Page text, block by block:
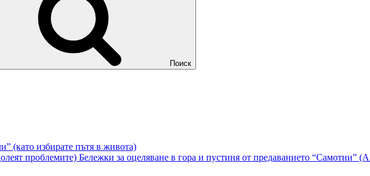
Поиск
(като избирате пътя в живота)
проблемите) Бележки за оцеляване в гора и пустиня от предаванието “Самотни”